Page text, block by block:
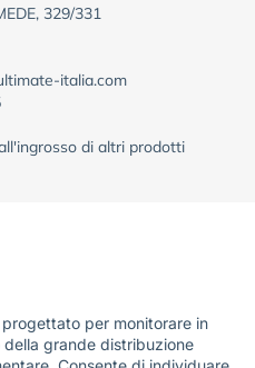
329/331
italia.com
di altri prodotti
per monitorare in
della grande distribuzione